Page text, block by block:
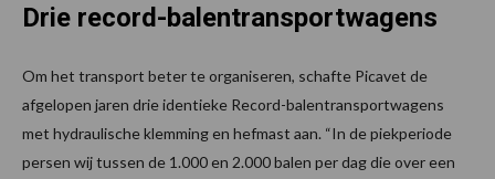
Drie record-balentransportwagens
Om het transport beter te organiseren, schafte Picavet de
afgelopen jaren drie identieke Record-balentransportwagens
met hydraulische klemming en hefmast aan. “In de piekperiode
persen wij tussen de 1.000 en 2.000 balen per dag die over een